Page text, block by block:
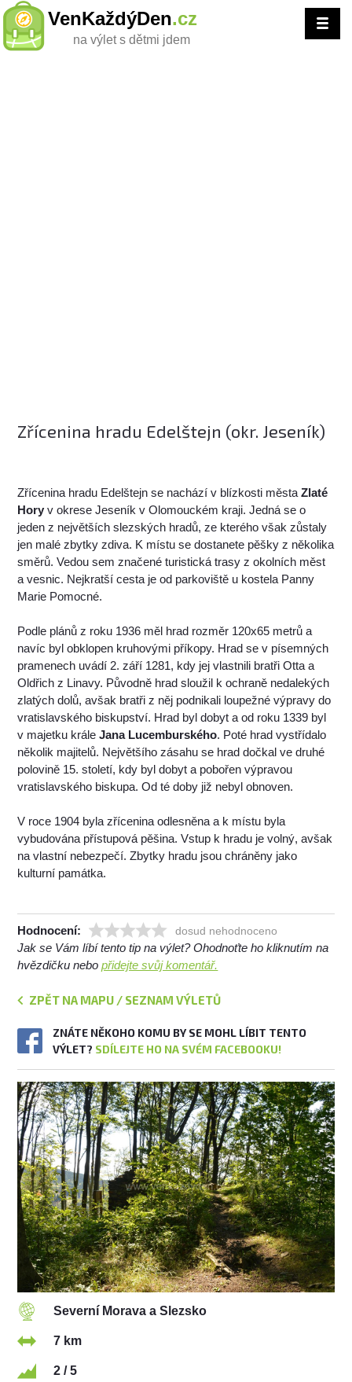
VenKaždýDen.cz
na výlet s dětmi jdem
Zřícenina hradu Edelštejn (okr. Jeseník)
Zřícenina hradu Edelštejn se nachází v blízkosti městaZlaté
Hory v okrese Jeseník v Olomouckém kraji. Jedná se o
jeden z největších slezských hradů, ze kterého však zůstaly
jen malé zbytky zdiva. K místu se dostanete pěšky z několika
směrů. Vedou sem značené turistická trasy z okolních měst
a vesnic. Nejkratší cesta je od parkoviště u kostela Panny
Marie Pomocné.
Podle plánů z roku 1936 měl hrad rozměr 120x65 metrů a
navíc byl obklopen kruhovými příkopy. Hrad se v písemných
pramenech uvádí 2. září 1281, kdy jej vlastnili bratři Otta a
Oldřich z Linavy. Původně hrad sloužil k ochraně nedalekých
zlatých dolů, avšak bratři z něj podnikali loupežné výpravy do
vratislavského biskupství. Hrad byl dobyt a od roku 1339 byl
v majetku králeJana Lucemburského. Poté hrad vystřídalo
několik majitelů. Největšího zásahu se hrad dočkal ve druhé
polovině 15. století, kdy byl dobyt a pobořen výpravou
vratislavského biskupa. Od té doby již nebyl obnoven.
V roce 1904 byla zřícenina odlesněna a k místu byla
vybudována přístupová pěšina. Vstup k hradu je volný, avšak
na vlastní nebezpečí. Zbytky hradu jsou chráněny jako
kulturní památka.
Hodnocení: dosud nehodnoceno
Jak se Vám líbí tento tip na výlet? Ohodnoťte ho kliknutím na
hvězdičku nebopřidejte svůj komentář.
ZPĚT NA MAPU / SEZNAM VÝLETŮ
ZNÁTE NĚKOHO KOMU BY SE MOHL LÍBIT TENTO
VÝLET? SDÍLEJTE HO NA SVÉM FACEBOOKU!
Severní Morava a Slezsko
7 km
2 / 5